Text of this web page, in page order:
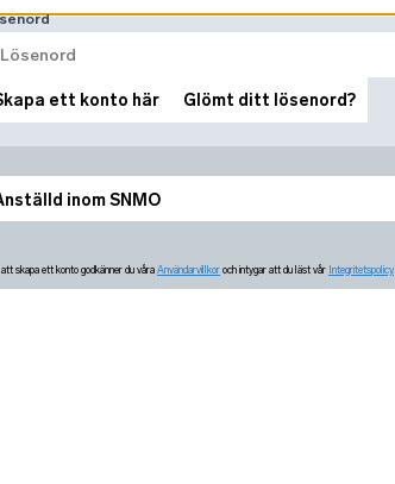
inom SNMO
ett konto här Glömt ditt lösenord?
skapa ett konto godkänner du våra Användarvillkor och intygar att du läst vår Integritetspolicy.